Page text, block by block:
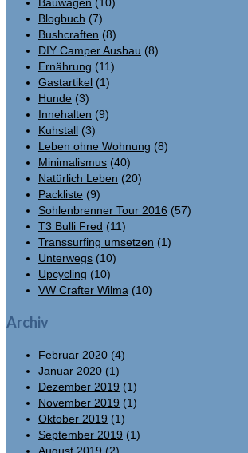
Blogbuch (7)
Bushcraften (8)
DIY Camper Ausbau (8)
Ernährung (11)
Gastartikel (1)
Hunde (3)
Innehalten (9)
Kuhstall (3)
Leben ohne Wohnung (8)
Minimalismus (40)
Natürlich Leben (20)
Packliste (9)
Sohlenbrenner Tour 2016 (57)
T3 Bulli Fred (11)
Transsurfing umsetzen (1)
Unterwegs (10)
Upcycling (10)
VW Crafter Wilma (10)
Archiv
Februar 2020 (4)
Januar 2020 (1)
Dezember 2019 (1)
November 2019 (1)
Oktober 2019 (1)
September 2019 (1)
August 2019 (2)